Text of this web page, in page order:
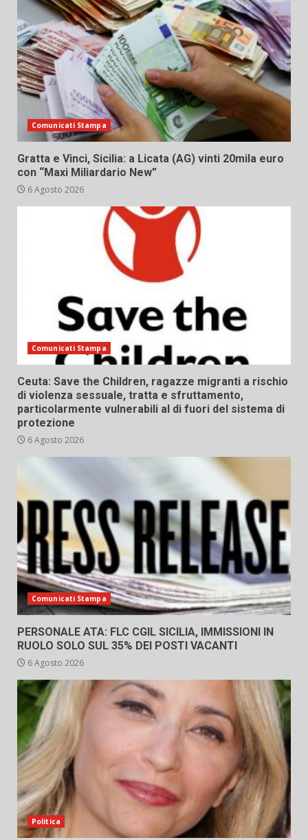
Comunicati Stampa
Gratta e Vinci, Sicilia: a Licata (AG) vinti 20mila euro
con “Maxi Miliardario New”
6 Agosto 2026
Comunicati Stampa
Ceuta: Save the Children, ragazze migranti a rischio
di violenza sessuale, tratta e sfruttamento,
particolarmente vulnerabili al di fuori del sistema di
protezione
6 Agosto 2026
Comunicati Stampa
PERSONALE ATA: FLC CGIL SICILIA, IMMISSIONI IN
RUOLO SOLO SUL 35% DEI POSTI VACANTI
6 Agosto 2026
Politica